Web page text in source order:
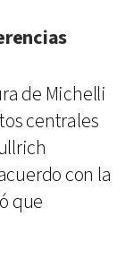
de Michelli
centrales
con la
que